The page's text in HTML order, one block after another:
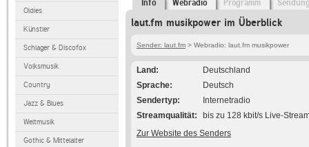
Oldies
Künstler
Schlager & Discofox
Volksmusik
Country
Jazz & Blues
Weltmusik
Gothic & Mittelalter
Info Webradio Programm
laut.fm musikpower im Überblick
Sender: laut.fm > Webradio: laut.fm musikpower
Land
Deutschland
Sprache
Deutsch
Sendertyp
Internetradio
Streamqualität
bis zu 128 kbit/s Live-
Zur Website des Senders